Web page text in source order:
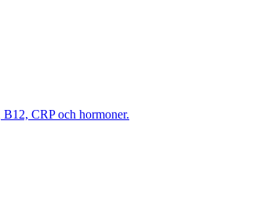
CRP och hormoner.